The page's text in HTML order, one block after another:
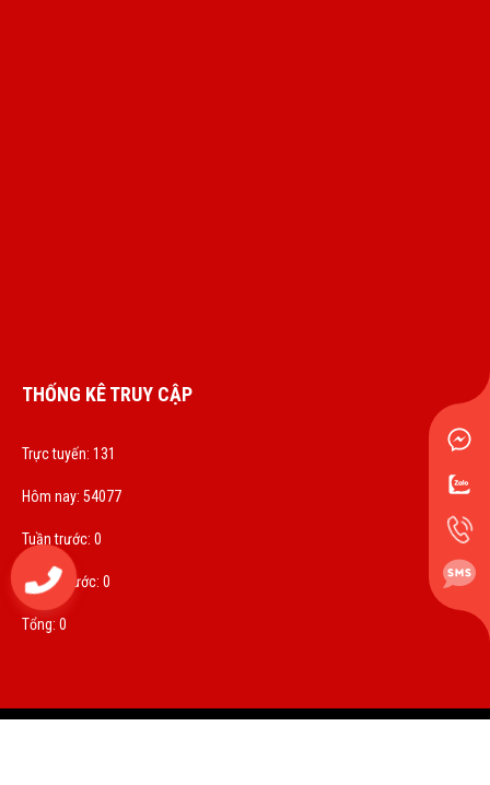
THỐNG KÊ TRUY CẬP
Trực tuyến: 131
Hôm nay: 54077
Tuần trước: 0
Tháng trước: 0
Tổng: 0
0972833536